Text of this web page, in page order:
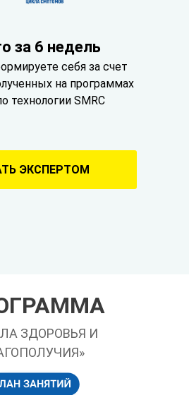
себя за счет
на программах
технологии SMRC
за 6 недель
ЭКСПЕРТОМ
ЗДОРОВЬЯ И